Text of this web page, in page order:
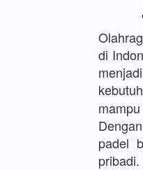
di
padel
pribadi.